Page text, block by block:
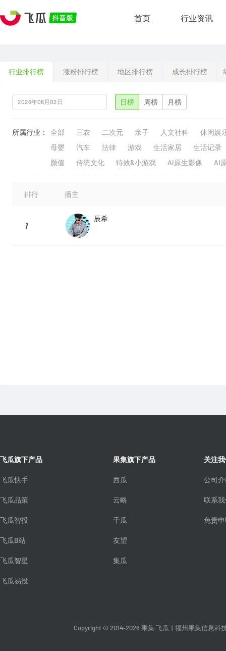
首页 行业资讯
行业排行榜 涨粉排行榜 地区排行榜 成长排行榜
日榜 周榜 月榜
所属行业： 全部 三农 二次元 亲子 人文社科
休闲娱
母婴
汽车 法律 游戏 生活家居
生活记录
颜值
传统文化 特效&小游戏 AI原生影像 AI
排行 播主
1
辰希
飞瓜旗下产品
飞瓜快手
飞瓜品策
飞瓜智投
飞瓜B站
飞瓜智星
飞瓜易投
果集旗下产品
西瓜
云略
千瓜
友望
集瓜
关注
公司
联系
免责
Copyright © 2014-2026 果集·飞瓜 福州果集信息科